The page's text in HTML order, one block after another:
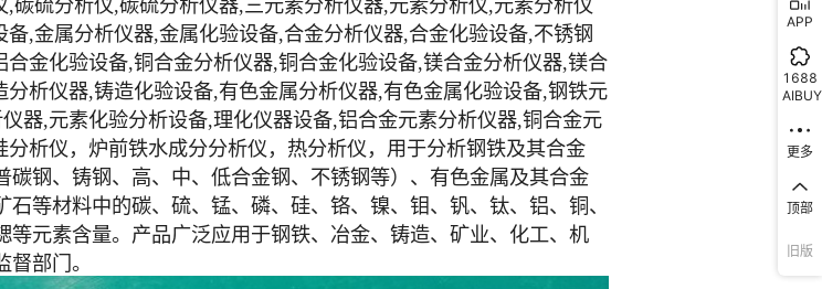
APP
1688
AIBUY
更多
顶部
旧版